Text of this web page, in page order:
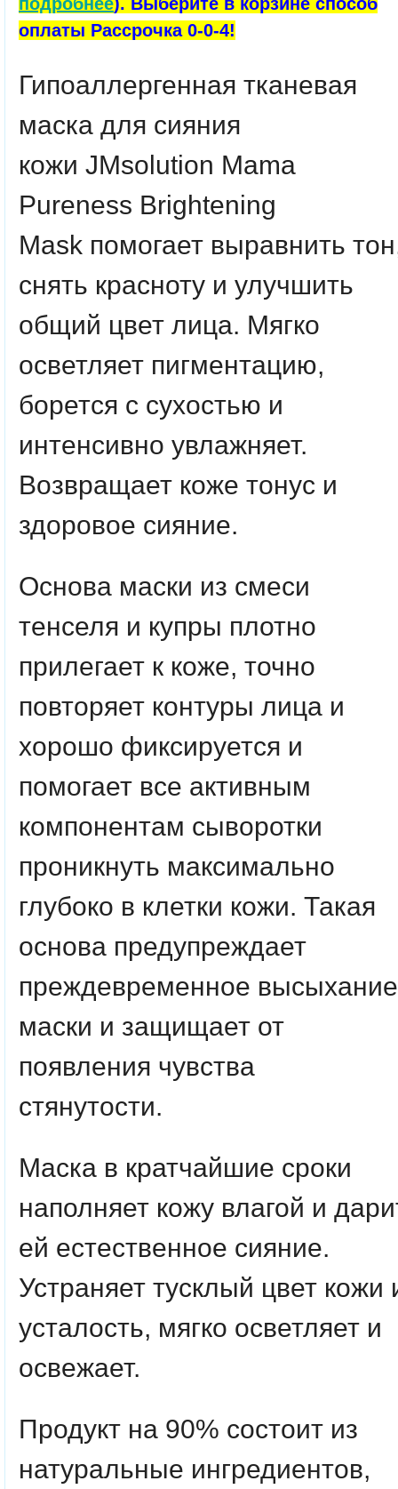
оплаты Рассрочка 0-0-4!
Гипоаллергенная тканевая
маска для сияния
кожи JMsolution Mama
Pureness Brightening
Mask помогает выравнить
снять красноту и улучшить
общий цвет лица. Мягко
осветляет пигментацию,
борется с сухостью и
интенсивно увлажняет.
Возвращает коже тонус и
здоровое сияние.
Основа маски из смеси
тенселя и купры плотно
прилегает к коже, точно
повторяет контуры лица и
хорошо фиксируется и
помогает все активным
компонентам сыворотки
проникнуть максимально
глубоко в клетки кожи. Такая
основа предупреждает
преждевременное высыхание
маски и защищает от
появления чувства
стянутости.
Маска в кратчайшие сроки
наполняет кожу влагой и
ей естественное сияние.
Устраняет тусклый цвет кожи
усталость, мягко осветляет и
освежает.
Продукт на 90% состоит из
натуральные ингредиентов,